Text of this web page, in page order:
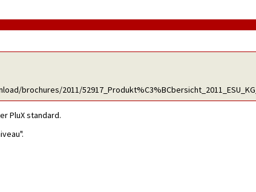
brochures/2011/
PluX standard.